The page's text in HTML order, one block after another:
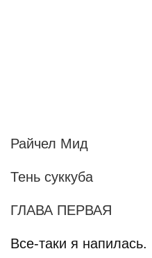
Райчел Мид
Тень суккуба
ГЛАВА ПЕРВАЯ
Все-таки я напилась.